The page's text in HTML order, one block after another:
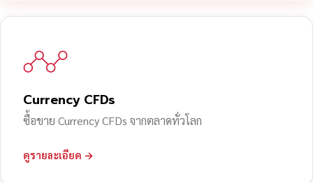
Currency CFDs
ซื้อขาย Currency CFDs จากตลาดทั่วโลก
ดูรายละเอียด →